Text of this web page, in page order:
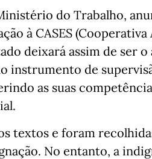
do Trabalho,
à CASES
deixará assim de ser
instrumento de
as suas
textos e foram
No entanto, a